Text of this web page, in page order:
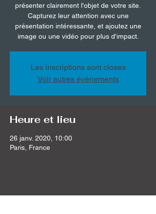
présenter clairement l'objet de votre site.
Capturez leur attention avec une
présentation intéressante, et ajoutez une
image ou une vidéo pour plus d'impact.
Les inscriptions sont closes
Voir autres événements
Heure et lieu
26 janv. 2020, 10:00
Paris, France